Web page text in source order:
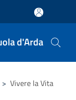
d'Arda
> Vivere la Vita